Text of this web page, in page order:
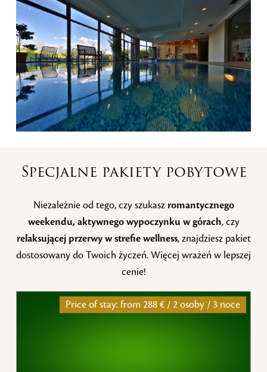
Specjalne pakiety pobytowe
Niezależnie od tego, czy szukasz romantycznego
weekendu, aktywnego wypoczynku w górach, czy
relaksującej przerwy w strefie wellness, znajdziesz pakiet
dostosowany do Twoich życzeń. Więcej wrażeń w lepszej
cenie!
Price of stay: from288 € / 2 osoby / 3 noce